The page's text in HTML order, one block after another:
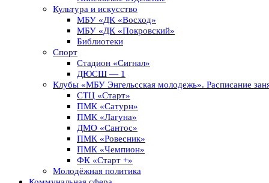
Культура и искусство
МБУ «ДК «Восход»
МБУ «ДК «Покровский»
Библиотеки
Спорт
Стадион «Сигнал»
ДЮСШ — 1
Клубы «МБУ Энгельсская молодежь». Расписание
СТЦ «Старт»
ПМК «Сатурн»
ПМК «Лагуна»
ДМО «Сантос»
ПМК «Ровесник»
ПМК «Чемпион»
ФК «Старт +»
Молодёжная политика